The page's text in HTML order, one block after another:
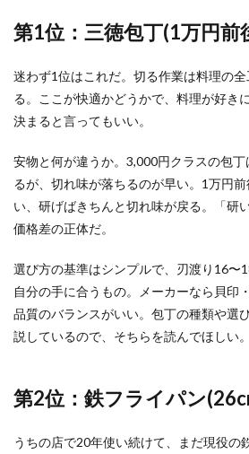
第1位：三徳包丁(1万円前
迷わず1位はこれだ。切る作業は料理の
る。ここが快適かどうかで、料理が好き
決まると言ってもいい。
安物と何が違うか。3,000円クラスの包
るが、切れ味が落ちるのが早い。1万円
い、研げばきちんと切れ味が戻る。「研
価格差の正体だ。
選び方の基準はシンプルで、刃渡り16〜
自分の手に合うもの。メーカーなら貝印
品質のバランスがいい。包丁の種類や選
説しているので、そちらを読んでほしい。
第2位：鉄フライパン
うちの店で20年使い続けて、まだ現役の